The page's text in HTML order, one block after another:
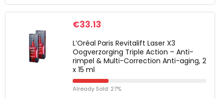
€33.13
L’Oréal Paris Revitalift Laser X3
Oogverzorging Triple Action – Anti-
rimpel & Multi-Correction Anti-aging, 2
x 15 ml
Already Sold: 27%